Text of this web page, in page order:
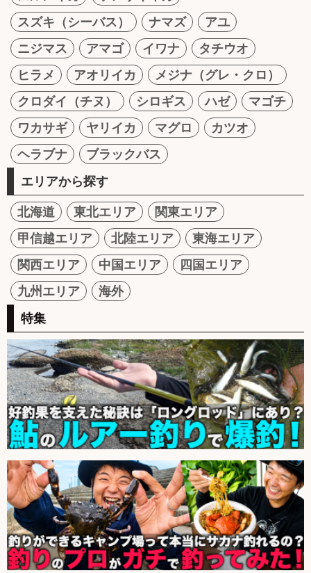
スズキ（シーバス）
ナマズ
アユ
ニジマス
アマゴ イワナ
タチウオ
ヒラメ
アオリイカ
メジナ（グレ・クロ）
クロダイ（チヌ）
シロギス ハゼ
マゴチ
ワカサギ
ヤリイカ マグロ
カツオ
ヘラブナ
ブラックバス
エリアから探す
北海道 東北エリア
関東エリア
甲信越エリア
北陸エリア
東海エリア
関西エリア
中国エリア
四国エリア
九州エリア
海外
特集